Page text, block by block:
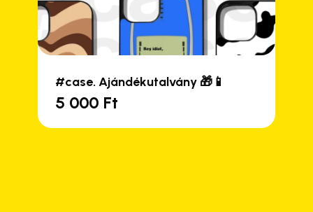
#case. Ajándékutalvány 🎁📱
5 000 Ft